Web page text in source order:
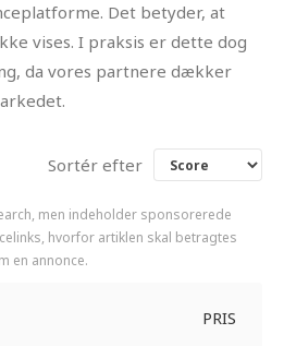
Det betyder, at
vises. I praksis er dette dog
da vores partnere dækker
Sortér efter
men indeholder sponsorerede
hvorfor artiklen skal betragtes
en annonce.
PRIS